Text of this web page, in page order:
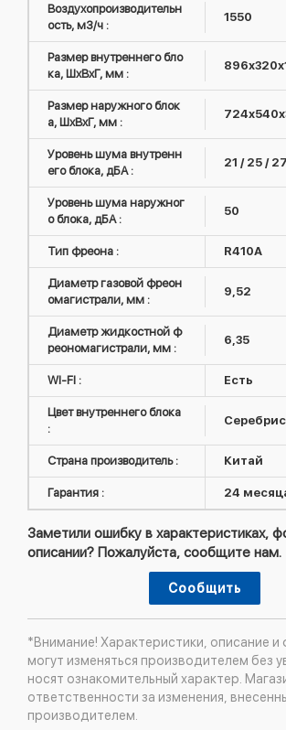
Воздухопроизводительн
ость, м3/ч :
1550
Размер внутреннего бло
ка, ШxВxГ, мм :
Размер наружного блок
а, ШxВxГ, мм :
Уровень шума внутренн
его блока, дБА :
21 / 25 /
Уровень шума наружног
о блока, дБА :
50
Тип фреона : R410А
Диаметр газовой фреон
омагистрали, мм :
9,52
Диаметр жидкостной ф
реономагистрали, мм :
6,35
WI-FI : Есть
Цвет внутреннего блока
:
Страна производитель : Китай
Гарантия : 24
Заметили ошибку в характеристиках,
описании? Пожалуйста, сообщите нам.
Сообщить
*Внимание! Характеристики, описание
могут изменяться производителем без
носят ознакомительный характер.
ответственности за изменения,
производителем.